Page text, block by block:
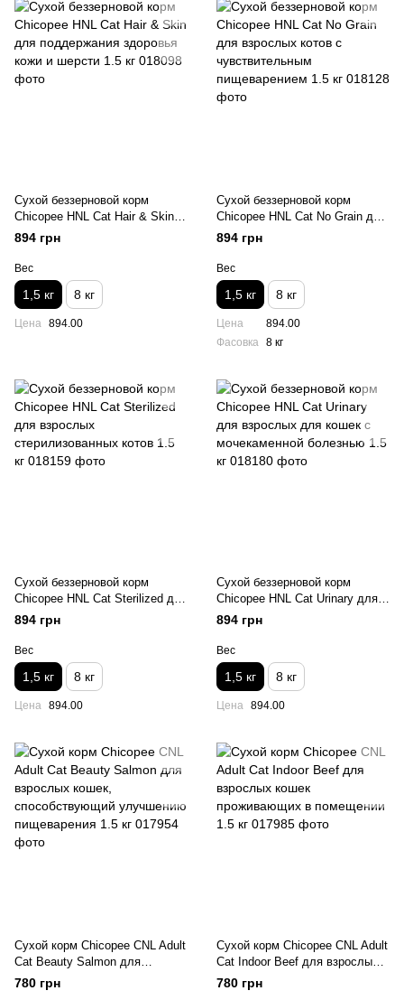
Сухой беззерновой корм
Chicopee HNL Cat Hair & Skin
для поддержания здоровья
кожи и шерсти 1.5 кг
894 грн
Вес
1,5 кг 8 кг
Цена 894.00
Сухой беззерновой корм
Chicopee HNL Cat No Grain для
взрослых котов с
чувствительным
пищеварением 1.5 кг
894 грн
Вес
1,5 кг 8 кг
Цена
894.00
Фасовка 8 кг
Сухой беззерновой корм
Chicopee HNL Cat Sterilized для
взрослых стерилизованных
котов 1.5 кг
894 грн
Вес
1,5 кг 8 кг
Цена 894.00
Сухой беззерновой корм
Chicopee HNL Cat Urinary для
взрослых для кошек с
мочекаменной болезнью 1.5 кг
894 грн
Вес
1,5 кг 8 кг
Цена 894.00
Сухой корм Chicopee CNL Adult
Cat Beauty Salmon для
взрослых кошек,
способствующий улучшению
780 грн
Сухой корм Chicopee CNL Adult
Cat Indoor Beef для взрослых
кошек проживающих в
помещении 1.5 кг
780 грн